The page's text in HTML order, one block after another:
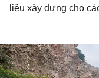
liệu xây dựng cho